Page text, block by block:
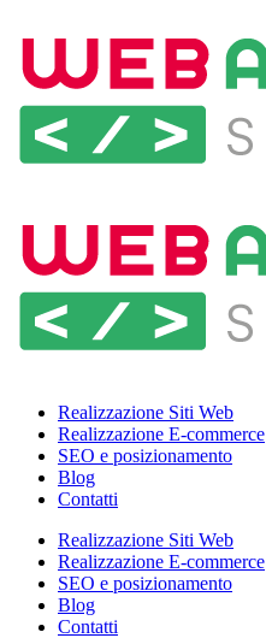
Realizzazione Siti Web
Realizzazione E-commerce
SEO e posizionamento
Blog
Contatti
Realizzazione Siti Web
Realizzazione E-commerce
SEO e posizionamento
Blog
Contatti